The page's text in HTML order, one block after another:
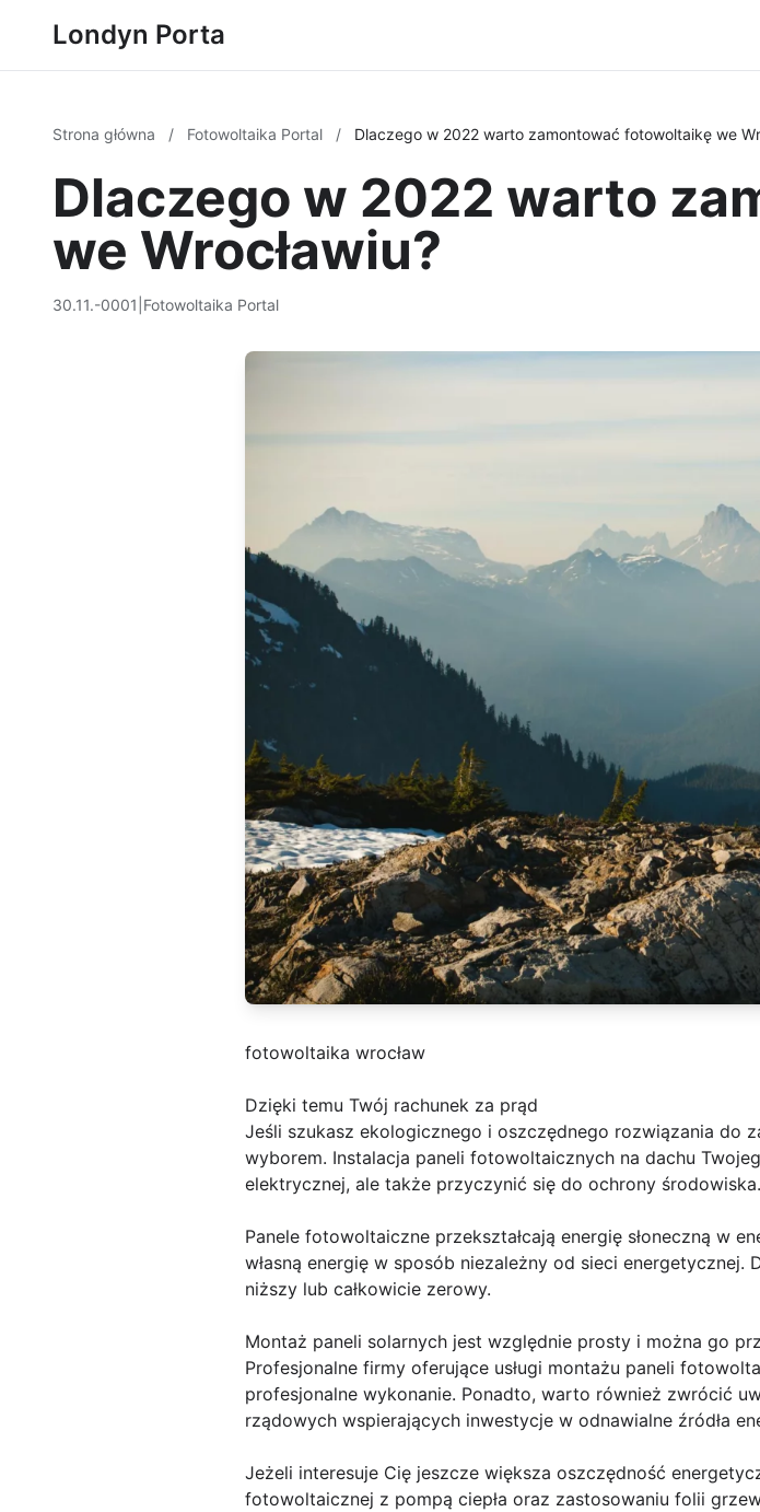
Londyn Porta
Strona główna / Fotowoltaika Portal / Dlaczego w 2022 warto zamontować fotowoltaikę we
Dlaczego w 2022 warto
we Wrocławiu?
30.11.-0001 Fotowoltaika Portal
fotowoltaika wrocław
Dzięki temu Twój rachunek za prąd
Jeśli szukasz ekologicznego i oszczędnego rozwiązania do
wyborem. Instalacja paneli fotowoltaicznych na dachu
elektrycznej, ale także przyczynić się do ochrony środowiska.
Panele fotowoltaiczne przekształcają energię słoneczną w
własną energię w sposób niezależny od sieci
niższy lub całkowicie zerowy.
Montaż paneli solarnych jest względnie prosty i można go
Profesjonalne firmy oferujące usługi montażu paneli
profesjonalne wykonanie. Ponadto, warto również zwrócić
rządowych wspierających inwestycje w odnawialne źródła
Jeżeli interesuje Cię jeszcze większa oszczędność
fotowoltaicznej z pompą ciepła oraz zastosowaniu folii